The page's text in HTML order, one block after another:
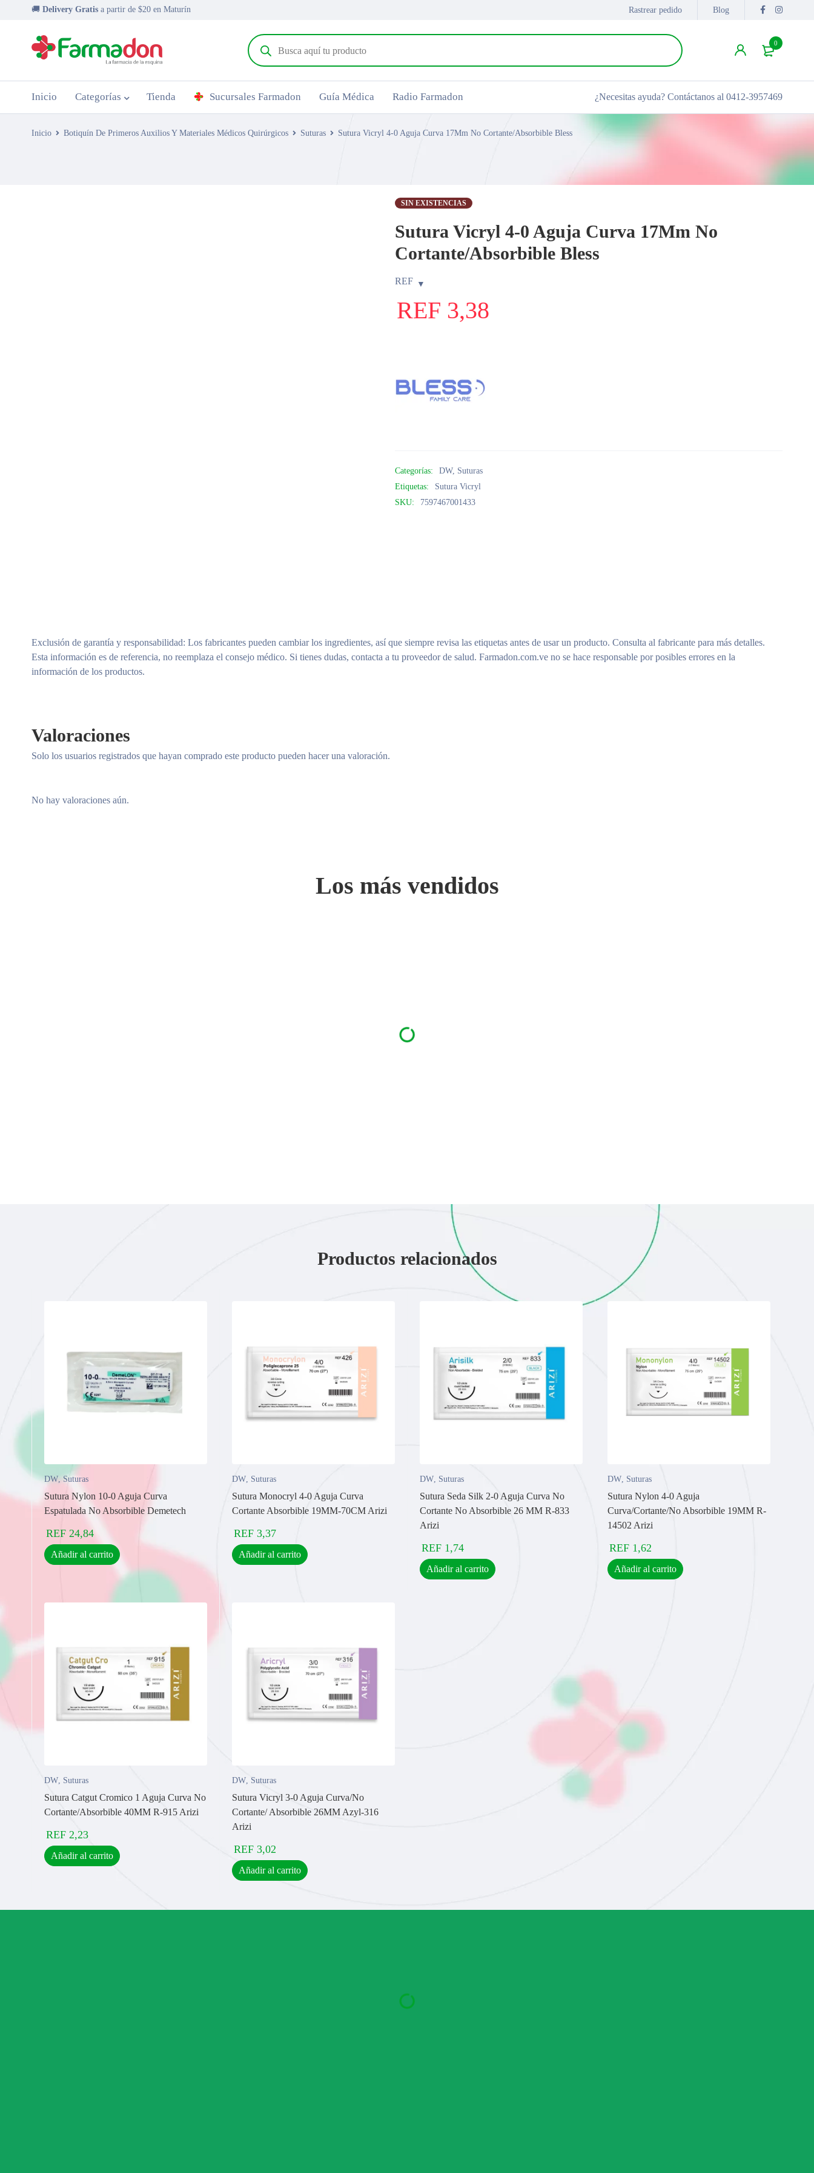
🚚 Delivery Gratis a partir de $20 en Maturín Rastrear pedido Blog
0
Inicio Categorías Tienda Sucursales Farmadon Guía Médica Radio Farmadon ¿Necesitas ayuda? Contáctanos al 0412-3957469
Inicio Botiquín De Primeros Auxilios Y Materiales Médicos Quirúrgicos Suturas Sutura Vicryl 4-0 Aguja Curva 17Mm No Cortante/Absorbible Bless
SIN EXISTENCIAS
Sutura Vicryl 4-0 Aguja Curva 17Mm No
Cortante/Absorbible Bless
REF
REF 3,38
Categorías: DW, Suturas
Etiquetas:
Sutura Vicryl
SKU:
7597467001433
Exclusión de garantía y responsabilidad: Los fabricantes pueden cambiar los ingredientes, así que siempre revisa las etiquetas antes de usar un producto. Consulta al fabricante para más detalles.
Esta información es de referencia, no reemplaza el consejo médico. Si tienes dudas, contacta a tu proveedor de salud. Farmadon.com.ve no se hace responsable por posibles errores en la
información de los productos.
Valoraciones
No hay valoraciones aún.
Solo los usuarios registrados que hayan comprado este producto pueden hacer una valoración.
Los más vendidos
Productos relacionados
DW,Suturas
Sutura Nylon 10-0 Aguja Curva
Espatulada No Absorbible Demetech
REF 24,84
Añadir al carrito
DW, Suturas
Sutura Monocryl 4-0 Aguja Curva
Cortante Absorbible 19MM-70CM Arizi
REF 3,37
Añadir al carrito
DW, Suturas
Sutura Seda Silk 2-0 Aguja Curva No
Cortante No Absorbible 26 MM R-833
Arizi
REF 1,74
Añadir al carrito
DW, Suturas
Sutura Nylon 4-0 Aguja
Curva/Cortante/No Absorbible 19MM R-
14502 Arizi
REF 1,62
Añadir al carrito
DW, Suturas
Sutura Catgut Cromico 1 Aguja Curva No
Cortante/Absorbible 40MM R-915 Arizi
REF 2,23
Añadir al carrito
DW, Suturas
Sutura Vicryl 3-0 Aguja Curva/No
Cortante/ Absorbible 26MM Azyl-316
Arizi
REF 3,02
Añadir al carrito